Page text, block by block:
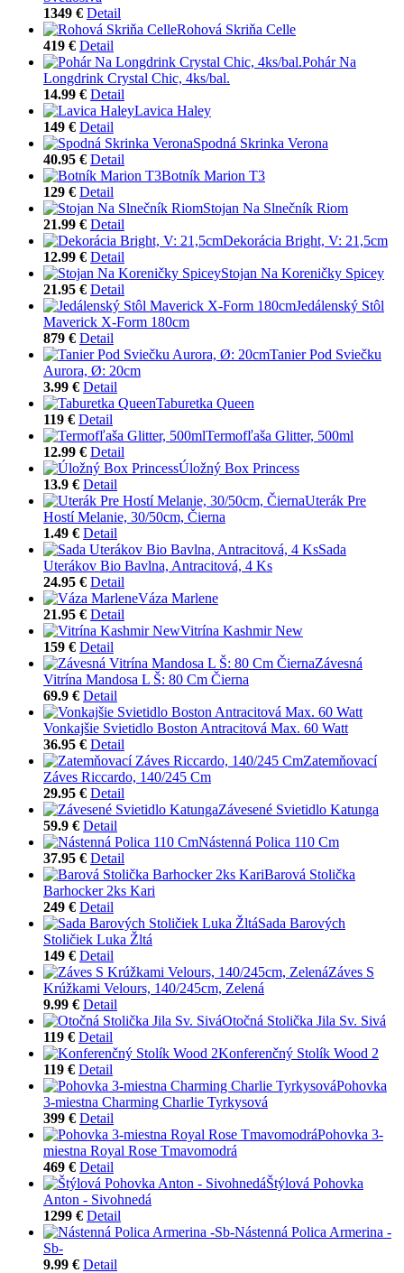
1349 € Detail
Rohová Skriňa Celle
419 € Detail
Pohár Na
Longdrink Crystal Chic, 4ks/bal.
14.99 € Detail
Lavica Haley
149 € Detail
Spodná Skrinka Verona
40.95 € Detail
Botník Marion T3
129 € Detail
Stojan Na Slnečník Riom
21.99 € Detail
Dekorácia Bright, V: 21,5cm
12.99 € Detail
Stojan Na Koreničky Spicey
21.95 € Detail
Jedálenský Stôl
Maverick X-Form 180cm
879 € Detail
Tanier Pod Sviečku
Aurora, Ø: 20cm
3.99 € Detail
Taburetka Queen
119 € Detail
Termofľaša Glitter, 500ml
12.99 € Detail
Úložný Box Princess
13.9 € Detail
Uterák Pre
Hostí Melanie, 30/50cm, Čierna
1.49 € Detail
Sada
Uterákov Bio Bavlna, Antracitová, 4 Ks
24.95 € Detail
Váza Marlene
21.95 € Detail
Vitrína Kashmir New
159 € Detail
Závesná
Vitrína Mandosa L Š: 80 Cm Čierna
69.9 € Detail
Vonkajšie Svietidlo Boston Antracitová Max. 60 Watt
36.95 € Detail
Zatemňovací
Záves Riccardo, 140/245 Cm
29.95 € Detail
Závesené Svietidlo Katunga
59.9 € Detail
Nástenná Polica 110 Cm
37.95 € Detail
Barová Stolička
Barhocker 2ks Kari
249 € Detail
Sada Barových
Stoličiek Luka Žltá
149 € Detail
Záves S
Krúžkami Velours, 140/245cm, Zelená
9.99 € Detail
Otočná Stolička Jila Sv. Sivá
119 € Detail
Konferenčný Stolík Wood 2
119 € Detail
Pohovka
3-miestna Charming Charlie Tyrkysová
399 € Detail
Pohovka 3-
miestna Royal Rose Tmavomodrá
469 € Detail
Štýlová Pohovka
Anton - Sivohnedá
1299 € Detail
Nástenná Polica Armerina -
Sb-
9.99 € Detail